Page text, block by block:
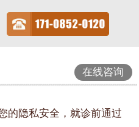
在线咨询
的隐私安全，就诊前通过